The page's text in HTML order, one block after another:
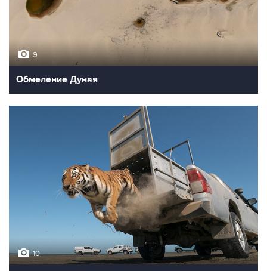
9
Обмеление Дуная
10